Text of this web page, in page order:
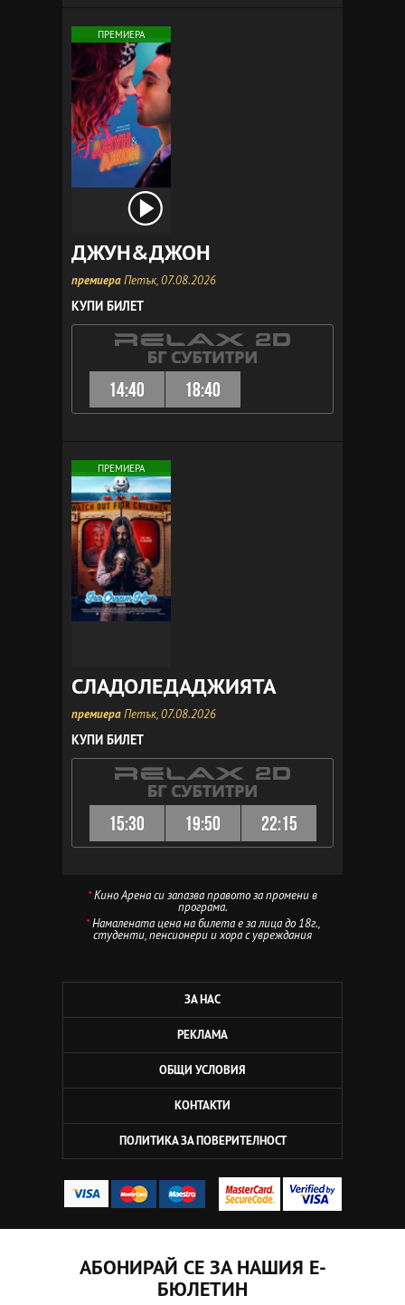
ПРЕМИЕРА
ДЖУН&ДЖОН
премиераПетък, 07.08.2026
КУПИ БИЛЕТ
14:40 18:40
ПРЕМИЕРА
СЛАДОЛЕДАДЖИЯТА
премиераПетък, 07.08.2026
КУПИ БИЛЕТ
15:30 19:50 22:15
*Кино Арена си запазва правото за промени в
програма.
*Намалената цена на билета е за лица до 18г.,
студенти, пенсионери и хора с увреждания
ЗА НАС
РЕКЛАМА
ОБЩИ УСЛОВИЯ
КОНТАКТИ
ПОЛИТИКА ЗА ПОВЕРИТЕЛНОСТ
АБОНИРАЙ СЕ ЗА НАШИЯ Е-
БЮЛЕТИН